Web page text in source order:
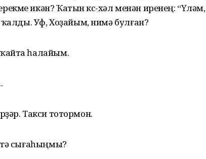
икән? Ҡатын көс-хәл менән иренең: “Үләм,
ҡалды. Уф, Хоҙайым, нимә булған?
һалайым.
Такси тотормон.
сығаһыңмы?